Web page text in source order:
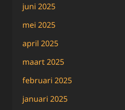
juni 2025
mei 2025
april 2025
maart 2025
februari 2025
januari 2025